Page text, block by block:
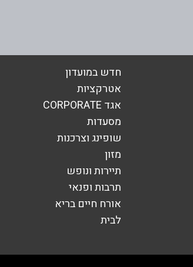
אימייל*
חדש במועדון
אטרקציות
אגד CORPORATE
מסעדות
שופינג וצרכנות
מזון
תיירות ונופש
תרבות ופנאי
אורח חיים בריא
לבית